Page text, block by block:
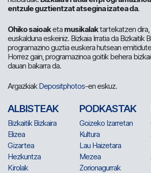
entzule guztientzat atsegina izatea da.
Ohiko saioaketa musikalaktartekatzen
euskalduna eskeiniz. Bizkaia Irratia da Bizkaitik
programazino guztia euskera hutsean
Horrez gain, programazinoa goitik behera
dauan bakarra da.
ArgazkiakDepositphotos-en eskuz.
ALBISTEAK
Bizkaitik Bizkaira
Elizea
Gizartea
Hezkuntza
Kirolak
PODKASTAK
Goizeko Izarretan
Kultura
Lau Haizetara
Mezea
Zorionagurrak